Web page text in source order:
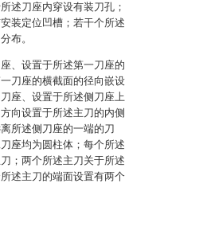
述刀座内穿设有装刀孔；
装定位凹槽；若干个所述
布。
、设置于所述第一刀座的
刀座的横截面的径向嵌设
座、设置于所述侧刀座上
向设置于所述主刀的内侧
所述侧刀座的一端的刀
座均为圆柱体；每个所述
；两个所述主刀关于所述
述主刀的端面设置有两个